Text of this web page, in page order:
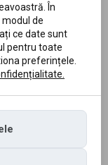
În
de
ce date sunt
pentru toate
preferințele.